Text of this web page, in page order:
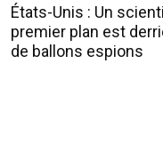
États-Unis : Un
premier plan est
de ballons espions